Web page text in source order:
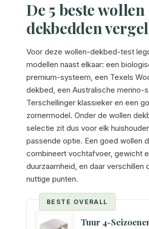
De 5 beste wollen
dekbedden
Voor deze wollen-dekbed-test
modellen naast elkaar: een
premium-systeem, een Texels
dekbed, een Australische merino-
Terschellinger klassieker en een
zomermodel. Onder de wollen
selectie zit dus voor elk
passende optie. Een goed wollen
combineert vochtafvoer, gewicht
duurzaamheid, en daar verschillen
nuttige punten.
BESTE OVERALL
Tuur 4-